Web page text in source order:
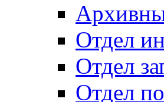
Отдел
Отдел
Отдел